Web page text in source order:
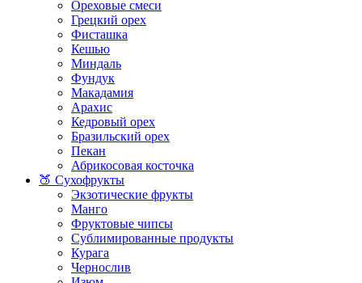
Ореховые смеси
Грецкий орех
Фисташка
Кешью
Миндаль
Фундук
Макадамия
Арахис
Кедровый орех
Бразильский орех
Пекан
Абрикосовая косточка
🍑 Сухофрукты
Экзотические фрукты
Манго
Фруктовые чипсы
Сублимированные продукты
Курага
Чернослив